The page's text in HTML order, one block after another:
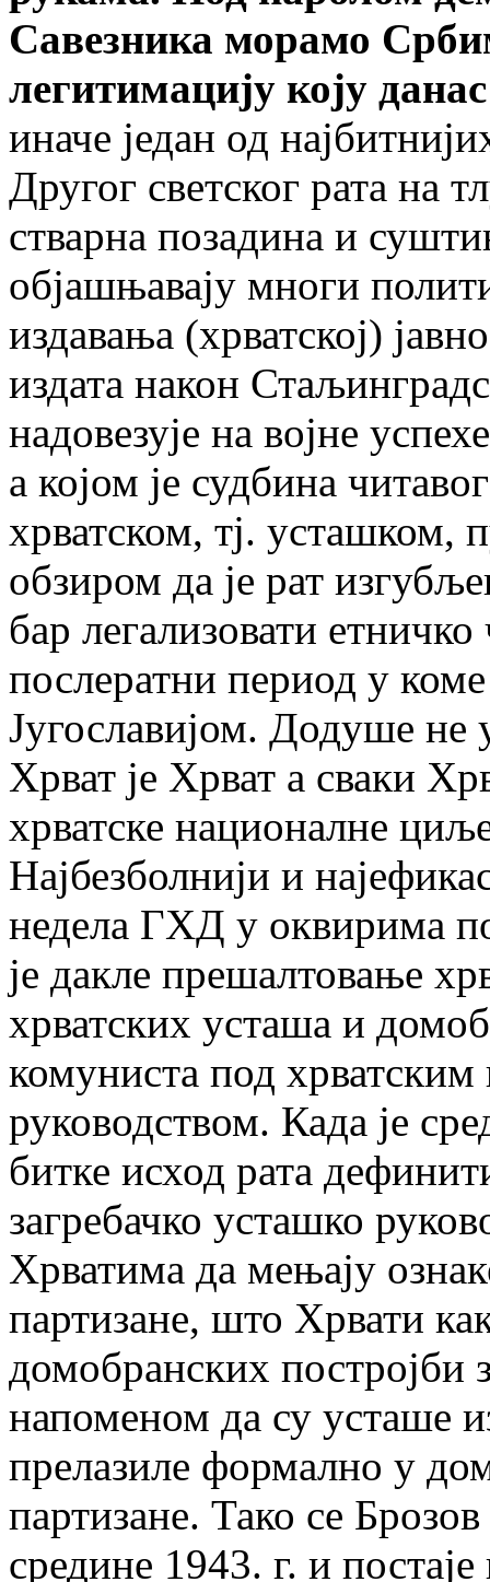
Савезника морамо
легитимацију коју
иначе један од
Другог светског рата на
стварна позадина и
објашњавају многи
издавања (хрватској)
издата након
надовезује на војне
а којом је судбина
хрватском, тј. усташком,
обзиром да је рат
бар легализовати
послератни период у
Југославијом. Додуше не
Хрват је Хрват а сваки
хрватске националне
Најбезболнији и
недела ГХД у оквирима
је дакле прешалтовање
хрватских усташа и
комуниста под
руководством. Када је
битке исход рата
загребачко усташко
Хрватима да мењају
партизане, што Хрвати
домобранских постројби
напоменом да су усташе
прелазиле формално у
партизане. Тако се
средине 1943. г. и постаје